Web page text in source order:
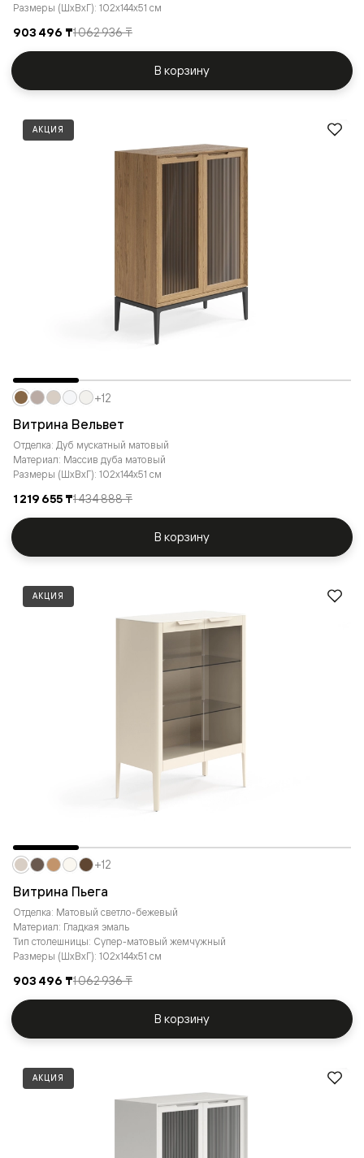
Размеры (ШxВxГ): 102x144x51 см
903 496 ₸1 062 936 ₸
В корзину
АКЦИЯ
Витрина Вельвет
Отделка: Дуб мускатный матовый
Материал: Массив дуба матовый
Размеры (ШxВxГ): 102x144x51 см
1 219 655 ₸1 434 888 ₸
+12
В корзину
АКЦИЯ
Витрина Пьега
Отделка: Матовый светло-бежевый
Материал: Гладкая эмаль
Тип столешницы: Супер-матовый жемчужный
Размеры (ШxВxГ): 102x144x51 см
903 496 ₸1 062 936 ₸
+12
В корзину
АКЦИЯ